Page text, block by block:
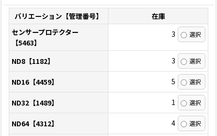
バリエーション【管理番号】
在庫
センサープロテクター
【5463】
3
ND8【1182】 3
ND16【4459】 5
ND32【1489】 1
ND64【4312】 4